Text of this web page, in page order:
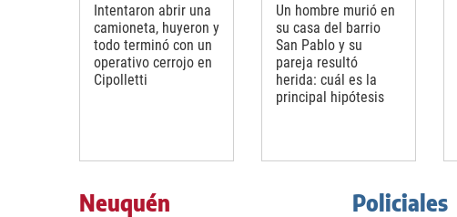
Intentaron abrir una
camioneta, huyeron y
todo terminó con un
operativo cerrojo en
Cipolletti
Un hombre murió en
su casa del barrio
San Pablo y su
pareja resultó
herida: cuál es la
principal hipótesis
Neuquén Policiales